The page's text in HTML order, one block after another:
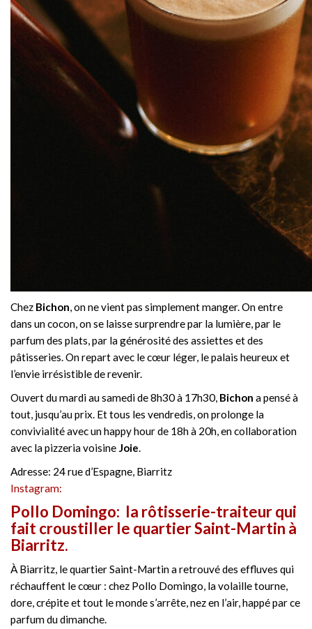
Chez Bichon, on ne vient pas simplement manger. On entre
dans un cocon, on se laisse surprendre par la lumière, par le
parfum des plats, par la générosité des assiettes et des
pâtisseries. On repart avec le cœur léger, le palais heureux et
l’envie irrésistible de revenir.
Ouvert du mardi au samedi de 8h30 à 17h30, Bichon a pensé à
tout, jusqu’au prix. Et tous les vendredis, on prolonge la
convivialité avec un happy hour de 18h à 20h, en collaboration
avec la pizzeria voisine Joie.
Adresse: 24 rue d’Espagne, Biarritz
Instagram:
Pollo Domingo: la rôtisserie-traiteur qui
fait croustiller le quartier Saint-Martin à
Biarritz.
À Biarritz, le quartier Saint-Martin a retrouvé des effluves qui
réchauffent le cœur : chez Pollo Domingo, la volaille tourne,
dore, crépite et tout le monde s’arrête, nez en l’air, happé par ce
parfum du dimanche.